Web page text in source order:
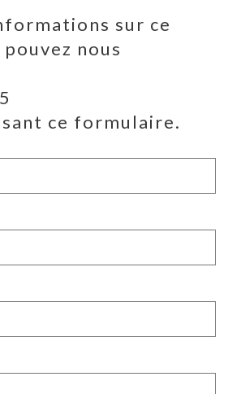
sur ce
nous
ce formulaire.